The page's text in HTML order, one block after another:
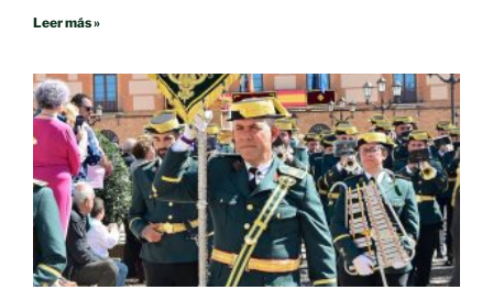
Leer más »